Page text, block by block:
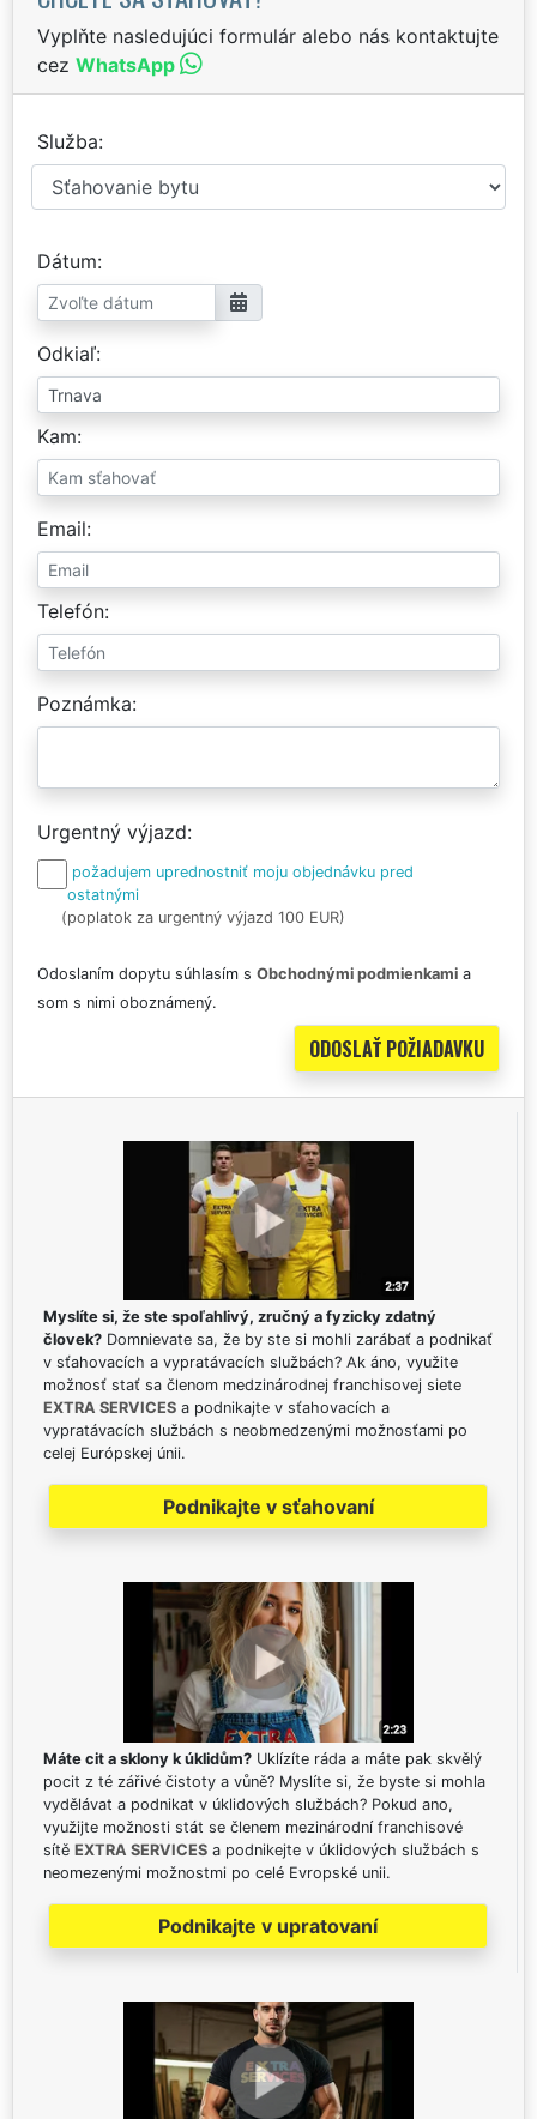
Vyplňte nasledujúci formulár alebo nás kontaktujte
cez WhatsApp
Služba
Dátum
Odkiaľ
Kam
Email
Telefón
Poznámka
Urgentný výjazd
požadujem uprednostniť moju objednávku pred
ostatnými
(poplatok za urgentný výjazd 100 EUR)
Odoslaním dopytu súhlasím s Obchodnými podmienkami a
som s nimi oboznámený.
Myslíte si, že ste spoľahlivý, zručný a fyzicky zdatný
človek? Domnievate sa, že by ste si mohli zarábať a podnikať
v sťahovacích a vypratávacích službách? Ak áno, využite
možnosť stať sa členom medzinárodnej franchisovej siete
EXTRA SERVICES a podnikajte v sťahovacích a
vypratávacích službách s neobmedzenými možnosťami po
celej Európskej únii.
Podnikajte v sťahovaní
Máte cit a sklony k úklidům? Uklízíte ráda a máte pak skvělý
pocit z té zářivé čistoty a vůně? Myslíte si, že byste si mohla
vydělávat a podnikat v úklidových službách? Pokud ano,
využijte možnosti stát se členem mezinárodní franchisové
sítě EXTRA SERVICES a podnikejte v úklidových službách s
neomezenými možnostmi po celé Evropské unii.
Podnikajte v upratovaní